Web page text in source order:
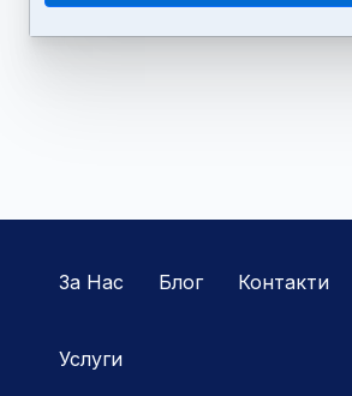
За Нас Блог Контакти
Услуги